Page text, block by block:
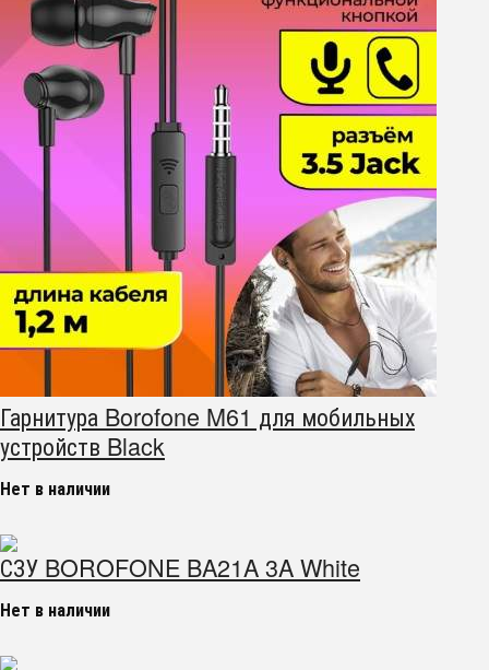
Гарнитура Borofone M61 для мобильных
устройств Black
Нет в наличии
СЗУ BOROFONE BA21A 3A White
Нет в наличии